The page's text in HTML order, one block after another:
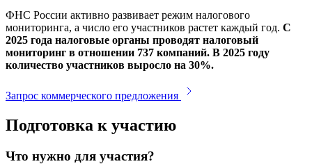
ФНС России активно развивает режим налогового
мониторинга, а число его участников растет каждый год. C
2025 года налоговые органы проводят налоговый
мониторинг в отношении 737 компаний. В 2025 году
количество участников выросло на 30%.
Запрос коммерческого предложения
Подготовка к участию
Что нужно для участия?